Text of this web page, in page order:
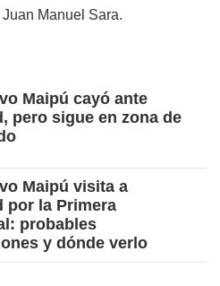
Manuel Sara.
Maipú cayó ante
pero sigue en zona de
Maipú visita a
por la Primera
probables
y dónde verlo